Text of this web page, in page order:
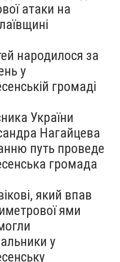
атаки на
народилося за
у
громаді
України
Нагайцева
путь проведе
громада
який впав
ями
у